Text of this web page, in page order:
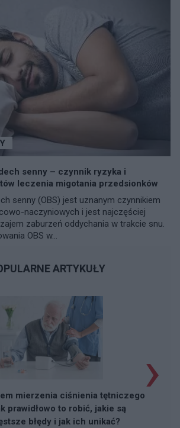
senny – czynnik ryzyka i
leczenia migotania przedsionków
senny (OBS) jest uznanym czynnikiem
naczyniowych i jest najczęściej
zaburzeń oddychania w trakcie snu.
OBS w...
ARTYKUŁY
mierzenia ciśnienia tętniczego
prawidłowo to robić, jakie są
błędy i jak ich unikać?
›